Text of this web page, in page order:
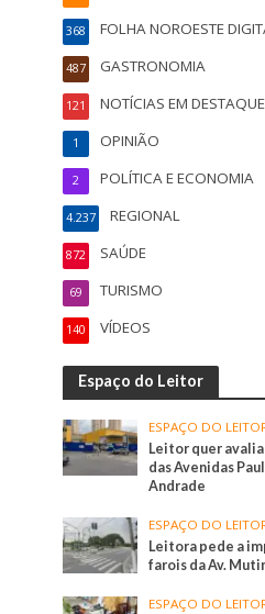
FOLHA NOROESTE
368
GASTRONOMIA
487
NOTÍCIAS EM DESTAQUE
121
OPINIÃO
1
POLÍTICA E ECONOMIA
2
REGIONAL
4.237
SAÚDE
872
TURISMO
69
VÍDEOS
140
Espaço do Leitor
ESPAÇO DO
Leitor quer
das Avenidas
Andrade
ESPAÇO DO
Leitora pede a
farois da Av.
ESPAÇO DO